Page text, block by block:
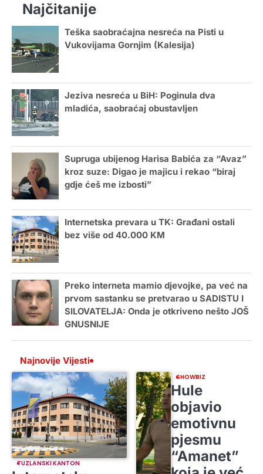
Najčitanije
Teška saobraćajna nesreća na Pisti u
Vukovijama Gornjim (Kalesija)
Jeziva nesreća u BiH: Poginula dva
mladića, saobraćaj obustavljen
Supruga ubijenog Harisa Babića za “Avaz”
kroz suze: Digao je majicu i rekao “biraj
gdje ćeš me izbosti”
Internetska prevara u TK: Građani ostali
bez više od 40.000 KM
Preko interneta mamio djevojke, pa već na
prvom sastanku se pretvarao u SADISTU I
SILOVATELJA: Onda je otkriveno nešto JOŠ
GNUSNIJE
Najnovije Vijesti
TUZLANSKI KANTON
SHOWBIZ
Hule
objavio
emotivnu
pjesmu
“Amanet”